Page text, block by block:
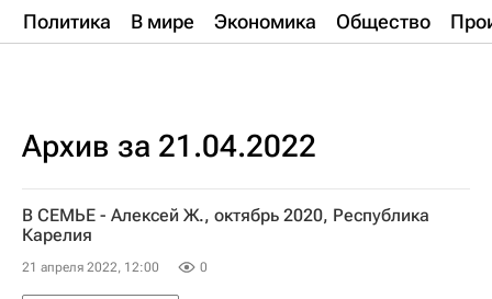
Политика В мире Экономика Общество
Архив за 21.04.2022
В СЕМЬЕ - Алексей Ж., октябрь 2020, Республика
Карелия
21 апреля 2022, 12:00 0